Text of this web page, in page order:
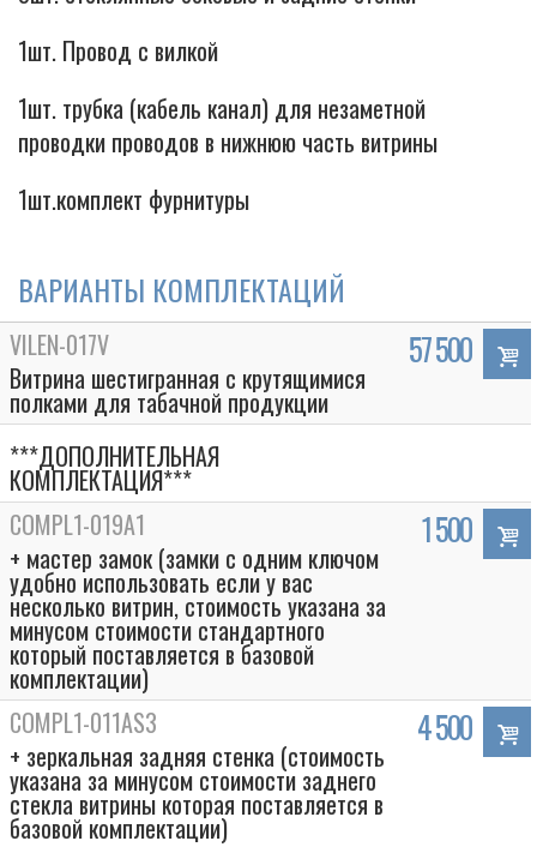
1шт. Провод с вилкой
1шт. трубка (кабель канал) для незаметной
проводки проводов в нижнюю часть витрины
1шт.комплект фурнитуры
ВАРИАНТЫ КОМПЛЕКТАЦИЙ
VILEN-017V
Витрина шестигранная с крутящимися
полками для табачной продукции
57 500
***ДОПОЛНИТЕЛЬНАЯ
КОМПЛЕКТАЦИЯ***
COMPL1-019A1
+ мастер замок (замки с одним ключом
удобно использовать если у вас
несколько витрин, стоимость указана за
минусом стоимости стандартного
который поставляется в базовой
комплектации)
1 500
COMPL1-011AS3
+ зеркальная задняя стенка (стоимость
указана за минусом стоимости заднего
стекла витрины которая поставляется в
базовой комплектации)
4 500